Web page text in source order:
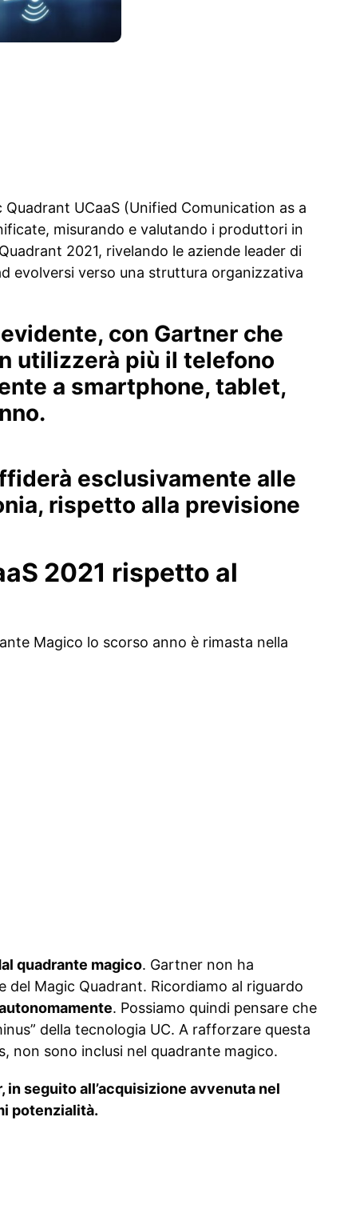
UCaaS (Unified Comunication as a
misurando e valutando i produttori in
2021, rivelando le aziende leader di
evolversi verso una struttura organizzativa
con Gartner che
utilizzerà più il telefono
a smartphone, tablet,
esclusivamente alle
rispetto alla previsione
2021 rispetto al
Magico lo scorso anno è rimasta nella
quadrante magico. Gartner non ha
del Magic Quadrant. Ricordiamo al riguardo
. Possiamo quindi pensare che
della tecnologia UC. A rafforzare questa
non sono inclusi nel quadrante magico.
in seguito all’acquisizione avvenuta nel
potenzialità.